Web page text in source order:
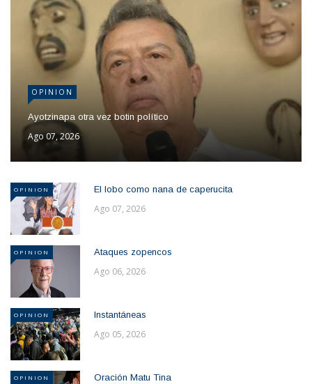
OPINION
Ayotzinapa otra vez botin político
Ago 07, 2026
OPINION El lobo como nana de caperucita
Ago 07, 2026
OPINION Ataques zopencos
Ago 06, 2026
OPINION Instantáneas
Ago 05, 2026
OPINION Oración Matu Tina